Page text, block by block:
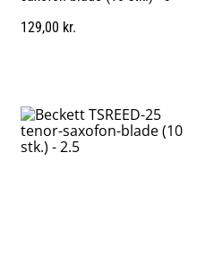
129,00 kr.